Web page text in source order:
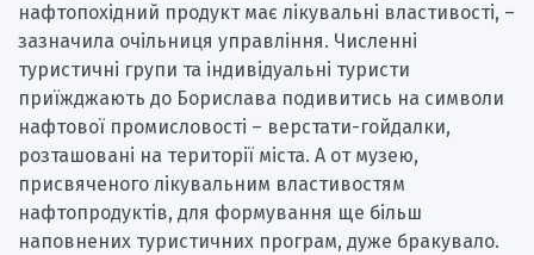
нафтопохідний продукт має лікувальні властивості, –
зазначила очільниця управління. Численні
туристичні групи та індивідуальні туристи
приїжджають до Борислава подивитись на символи
нафтової промисловості – верстати-гойдалки,
розташовані на території міста. А от музею,
присвяченого лікувальним властивостям
нафтопродуктів, для формування ще більш
наповнених туристичних програм, дуже бракувало.